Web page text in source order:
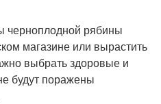
черноплодной рябины
магазине или вырастить
выбрать здоровые и
будут поражены